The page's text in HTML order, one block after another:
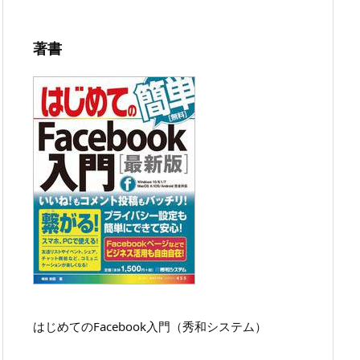
著書
はじめてのFacebook入門（秀和システム）